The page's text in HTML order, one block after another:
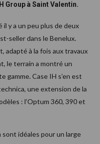
Group à Saint Valentin.
il y a un peu plus de deux
seller dans le Benelux.
adapté à la fois aux travaux
le terrain a montré un
gamme. Case IH s’en est
une extension de la
: l’Optum 360, 390 et
sont idéales pour un large